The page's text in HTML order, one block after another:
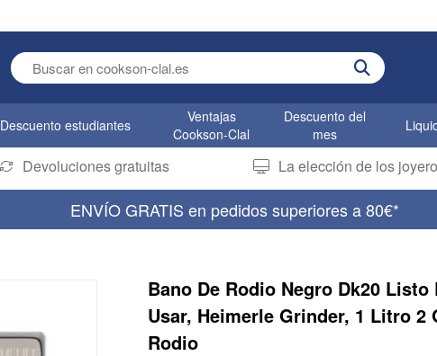
Enter search term
Descuento estudiantes
Ventajas
Cookson-Clal
Descuento del
mes
Devoluciones gratuitas La elección de los
ENVÍO GRATIS en pedidos superiores a 80€*
Bano De Rodio Negro Dk20 Listo
Usar, Heimerle Grinder, 1 Litro 2
Rodio